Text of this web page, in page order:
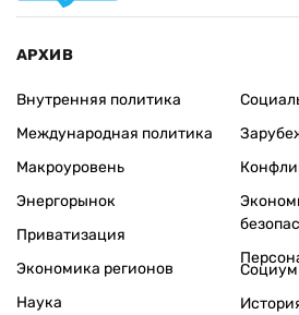
АРХИВ
Внутренняя политика
Международная политика
Макроуровень
Энергорынок
Приватизация
Экономика регионов
Наука
Социум